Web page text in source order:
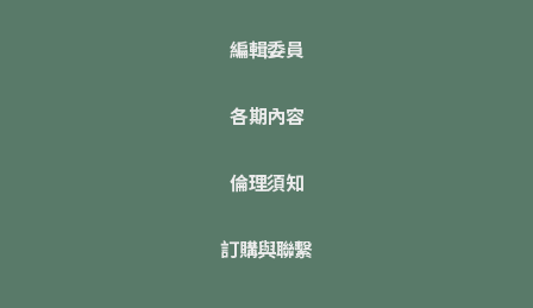
編輯委員
各期內容
倫理須知
訂購與聯繫